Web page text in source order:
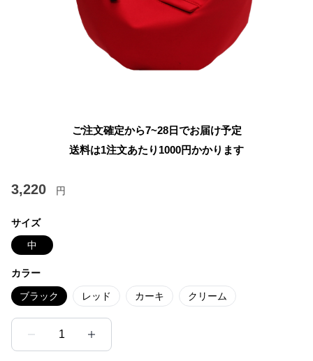
ご注文確定から7~28日でお届け予定
送料は1注文あたり 1000円かかります
3,220 円
サイズ
中
カラー
ブラック レッド カーキ クリーム
1